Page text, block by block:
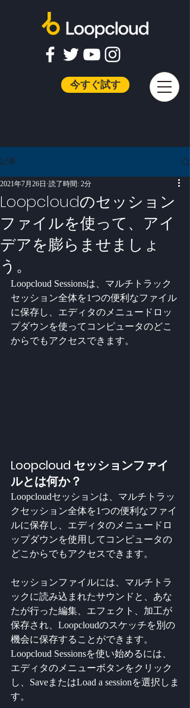
今すぐ試す
記事
Loopcloudのセッション
ファイルを使って、アイ
デアを膨らませましょ
う。
2021年7月26日 読了時間: 2分
Loopcloud Sessionsは、マルチトラック
セッション全体を1つの便利なファイル
に保存し、エディタのメニュードロッ
プダウンを使ってコンピュータのどこ
からでもアクセスできます。
Loopcloud セッションファイ
ルとは何か？
Loopcloudセッションは、マルチトラッ
クセッション全体を1つの便利なファイ
ルに保存し、エディタのメニュードロ
ップダウンを使用してコンピュータの
どこからでもアクセスできます。
セッションファイルには、マルチトラ
ックに読み込まれたサウンドと、あな
たが行った編集、エフェクト、加工が
保存され、Loopcloudのスケッチを別の
機会に保存することができます。
Loopcloud Sessionsを使い始めるには、
エディタのメニューボタンをクリック
し、SaveまたはLoad a sessionを選択しま
す。